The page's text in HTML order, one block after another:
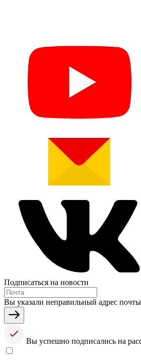
Подписаться на новости
Вы указали неправильный адрес почты
Вы успешно подписались на